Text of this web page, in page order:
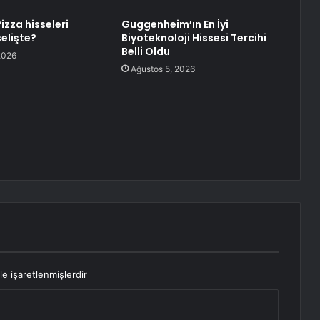
hisseleri
Guggenheim’ın En İyi
Biyoteknoloji Hissesi Tercihi
Belli Oldu
Ağustos 5, 2026
işaretlenmişlerdir